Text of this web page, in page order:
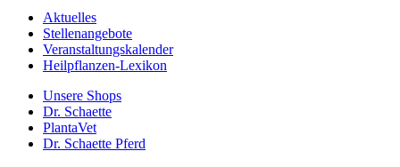
Aktuelles
Stellenangebote
Veranstaltungskalender
Heilpflanzen-Lexikon
Unsere Shops
Dr. Schaette
PlantaVet
Dr. Schaette Pferd